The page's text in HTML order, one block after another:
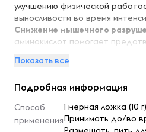
улучшению физической
выносливости во время
Снижение мышечного
аминокислот помогает
интенсивных тренировок.
быстрому восстановлению
Поддержка роста мышечной
составе BCAA способствуют
Показать все
Подробная информация
Способ
применения
1 мерная ложка (10
Принимать до/во